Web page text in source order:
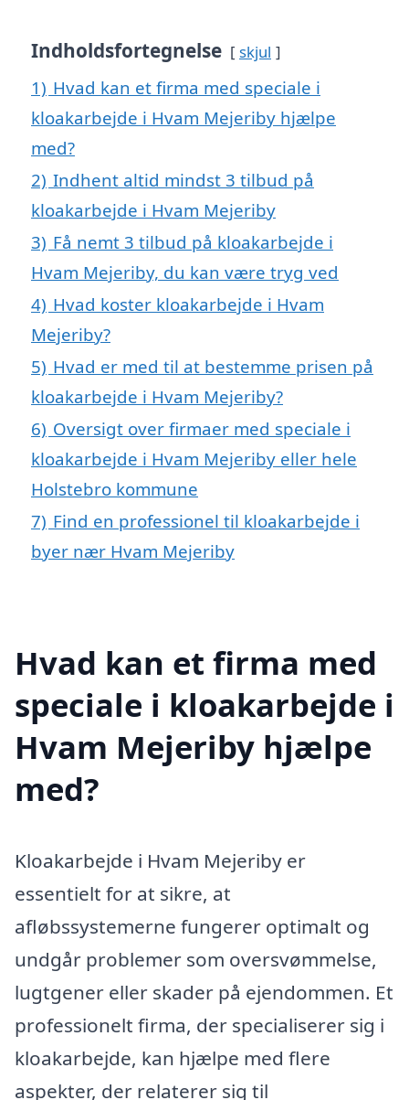
Indholdsfortegnelse skjul
1) Hvad kan et firma med speciale i
kloakarbejde i Hvam Mejeriby hjælpe
med?
2) Indhent altid mindst 3 tilbud på
kloakarbejde i Hvam Mejeriby
3) Få nemt 3 tilbud på kloakarbejde i
Hvam Mejeriby, du kan være tryg ved
4) Hvad koster kloakarbejde i Hvam
Mejeriby?
5) Hvad er med til at bestemme prisen på
kloakarbejde i Hvam Mejeriby?
6) Oversigt over firmaer med speciale i
kloakarbejde i Hvam Mejeriby eller hele
Holstebro kommune
7) Find en professionel til kloakarbejde i
byer nær Hvam Mejeriby
Hvad kan et firma med
speciale i kloakarbejde i
Hvam Mejeriby hjælpe
med?
Kloakarbejde i Hvam Mejeriby er
essentielt for at sikre, at
afløbssystemerne fungerer optimalt og
undgår problemer som oversvømmelse,
lugtgener eller skader på ejendommen. Et
professionelt firma, der specialiserer sig i
kloakarbejde, kan hjælpe med flere
aspekter, der relaterer sig til